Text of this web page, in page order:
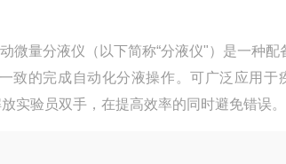
微量分液仪（以下简称“分液仪"）是一种配
致的完成自动化分液操作。可广泛应用于
实验员双手，在提高效率的同时避免错误。